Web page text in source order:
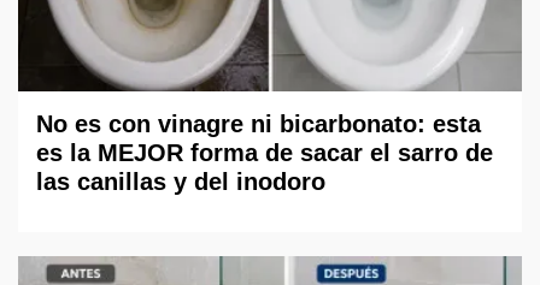
No es con vinagre ni bicarbonato: esta
es la MEJOR forma de sacar el sarro de
las canillas y del inodoro